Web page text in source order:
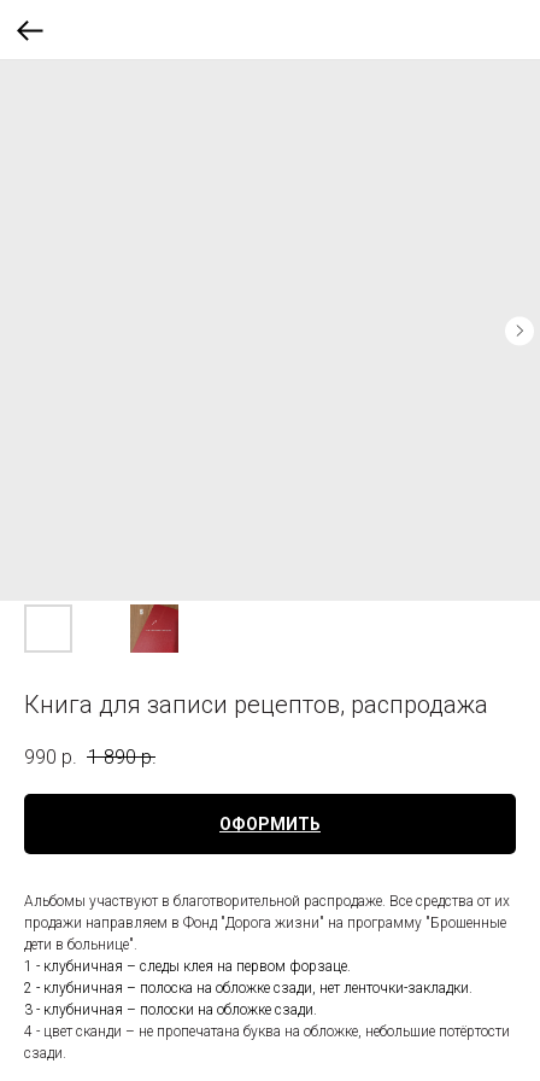
Книга для записи рецептов, распродажа
990 р. 1 890 р.
ОФОРМИТЬ
Альбомы участвуют в благотворительной распродаже. Все средства от их
продажи направляем в Фонд "Дорога жизни" на программу "Брошенные
дети в больнице".
1 - клубничная – следы клея на первом форзаце.
2 - клубничная – полоска на обложке сзади, нет ленточки-закладки.
3 - клубничная – полоски на обложке сзади.
4 - цвет сканди – не пропечатана буква на обложке, небольшие потёртости
сзади.